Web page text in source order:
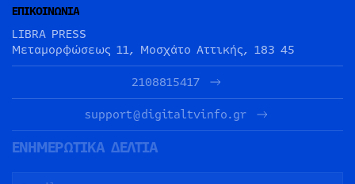
ΕΠΙΚΟΙΝΩΝΙΑ
LIBRA PRESS
Μεταμορφώσεως 11, Μοσχάτο Αττικής, 183 45
2108815417
support@digitaltvinfo.gr
ΕΝΗΜΕΡΩΤΙΚΑ ΔΕΛΤΙΑ